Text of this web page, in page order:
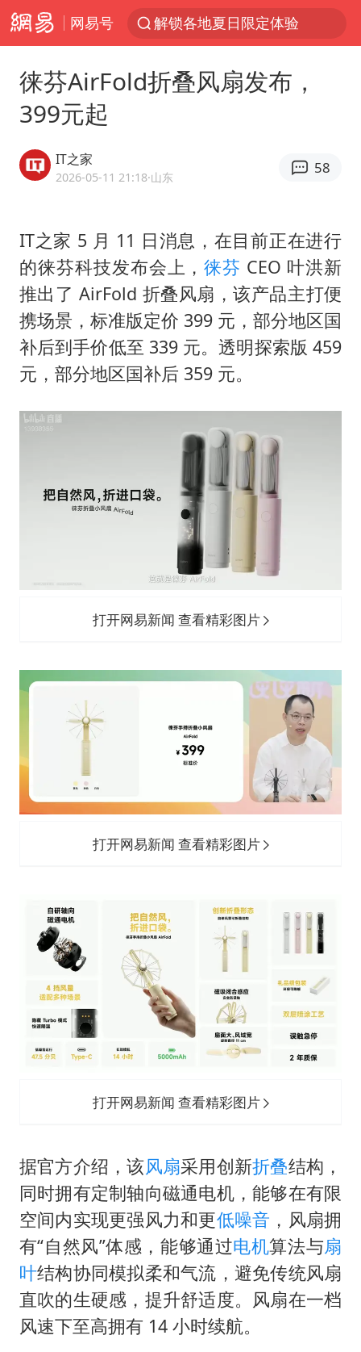
网易号
解锁各地夏日限定体验
黄金创今年来最大单周涨幅
梁家辉：到内地拍戏不是北上是回归
白海豚将正面袭击贯穿浙江
酒店回应车内过夜被收150元
“不怕六爷挂得多 就怕六爷挂一颗”
牛津大学一纸声明甩不了锅
女主硬加吻戏短剧已下架
浙江台州《告全体市民书》
徕芬AirFold折叠风扇发布，
399元起
IT之家
2026-05-11 21:18·山东
58
IT之家 5 月 11 日消息，在目前正在进行
的徕芬科技发布会上，徕芬 CEO 叶洪新
推出了 AirFold 折叠风扇，该产品主打便
携场景，标准版定价 399 元，部分地区国
补后到手价低至 339 元。透明探索版 459
元，部分地区国补后 359 元。
打开网易新闻 查看精彩图片
打开网易新闻 查看精彩图片
打开网易新闻 查看精彩图片
据官方介绍，该风扇采用创新折叠结构，
同时拥有定制轴向磁通电机，能够在有限
空间内实现更强风力和更低噪音 ，风扇拥
有“自然风”体感，能够通过电机算法与扇
叶结构协同模拟柔和气流，避免传统风扇
直吹的生硬感，提升舒适度。风扇在一档
风速下至高拥有 14 小时续航。